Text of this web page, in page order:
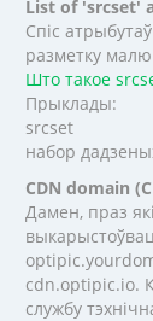
List of 'srcset'
Спіс
разметку
Што такое
Прыклады:
srcset
набор
CDN domain
Дамен, праз
cdn.optipic.io.
службу